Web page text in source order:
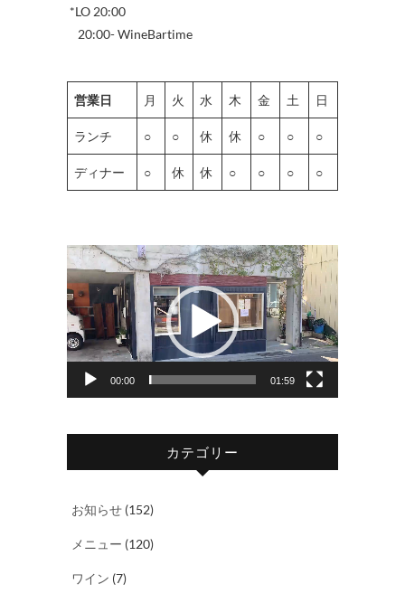
*LO 20:00
20:00- WineBartime
営業日 月 火 水 木 金 土 日
ランチ ○ ○ 休 休 ○ ○ ○
ディナー ○ 休 休 ○ ○ ○ ○
動
画
プ
レ
ー
00:00 01:59
カテゴリー
お知らせ (152)
メニュー (120)
ワイン (7)